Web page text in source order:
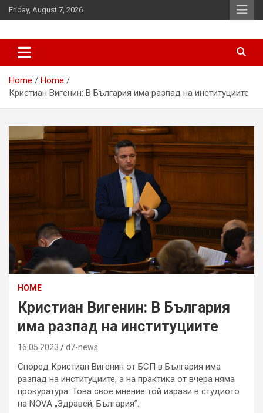
Skip
to
Friday, August 7, 2026
d7-news.com
Home
Home
Кристиан Вигенин: В България има разпад на институциите
HOME
Кристиан Вигенин: В България
има разпад на институциите
16.05.2023 d7-news
Според Кристиан Вигенин от БСП в България има
разпад на институциите, а на практика от вчера няма
прокуратура. Това свое мнение той изрази в студиото
на NOVA „Здравей, България”.